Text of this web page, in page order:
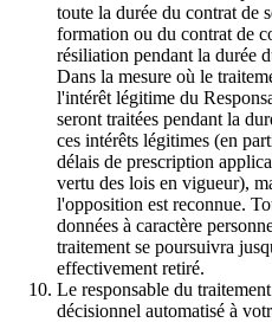
toute la durée du contrat de
formation ou du contrat de
résiliation pendant la durée
Dans la mesure où le
l'intérêt légitime du
seront traitées pendant la
ces intérêts légitimes (en
délais de prescription
vertu des lois en vigueur),
l'opposition est reconnue.
données à caractère
traitement se poursuivra
effectivement retiré.
Le responsable du
décisionnel automatisé à